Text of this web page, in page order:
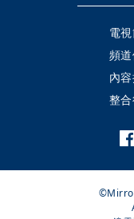
電
頻
內
整